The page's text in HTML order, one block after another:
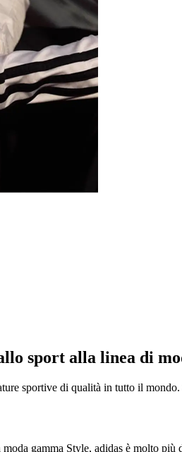
sport alla linea di
sportive di qualità in tutto il
gamma Style, adidas è molto